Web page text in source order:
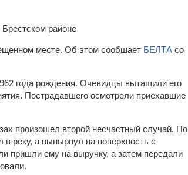
месте. Об этом сообщает БЕЛТА со
года рождения. Очевидцы вытащили его
Пострадавшего осмотрели приехавшие
произошел второй несчастный случай. По
реку, а вынырнул на поверхность с
пришли ему на выручку, а затем передали